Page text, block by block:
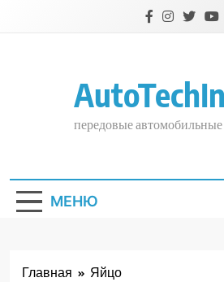
передовые
МЕНЮ
Главная Яйцо